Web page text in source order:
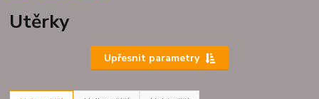
Utěrky
Upřesnit parametry